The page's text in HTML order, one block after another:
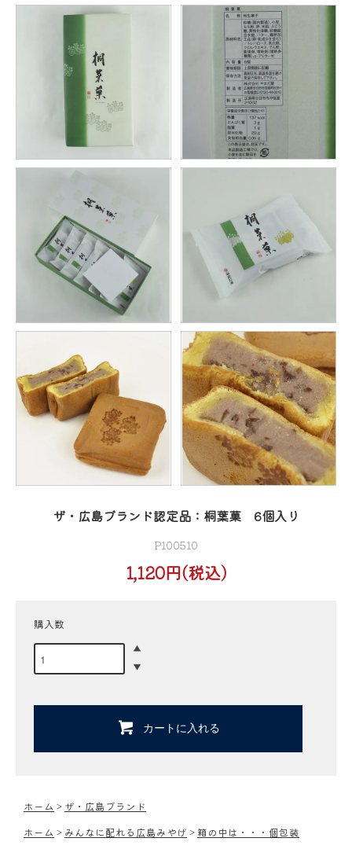
ザ・広島ブランド認定品：桐葉菓 6個入り
P100510
1,120円(税込)
購入数
カートに入れる
ホーム > ザ・広島ブランド
ホーム > みんなに配れる広島みやげ > 箱の中は・・・個包装